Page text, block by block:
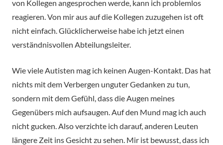
von Kollegen angesprochen werde, kann ich problemlos
reagieren. Von mir aus auf die Kollegen zuzugehen ist oft
nicht einfach. Glücklicherweise habe ich jetzt einen
verständnisvollen Abteilungsleiter.
Wie viele Autisten mag ich keinen Augen-Kontakt. Das hat
nichts mit dem Verbergen unguter Gedanken zu tun,
sondern mit dem Gefühl, dass die Augen meines
Gegenübers mich aufsaugen. Auf den Mund mag ich auch
nicht gucken. Also verzichte ich darauf, anderen Leuten
längere Zeit ins Gesicht zu sehen. Mir ist bewusst, dass ich